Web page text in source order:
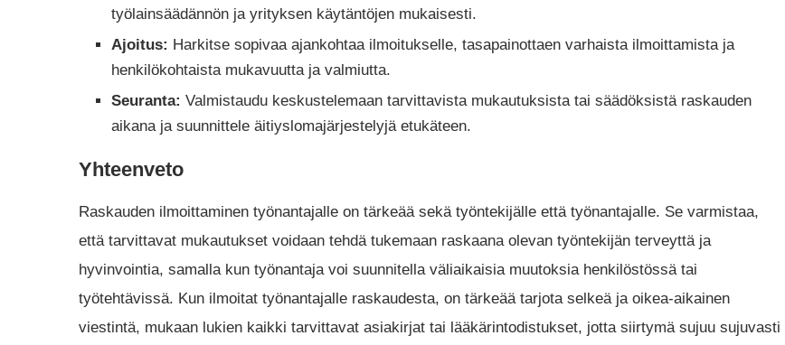
työlainsäädännön ja yrityksen käytäntöjen mukaisesti.
Ajoitus: Harkitse sopivaa ajankohtaa ilmoitukselle, tasapainottaen varhaista ilmoittamista ja
henkilökohtaista mukavuutta ja valmiutta.
Seuranta: Valmistaudu keskustelemaan tarvittavista mukautuksista tai säädöksistä raskauden
aikana ja suunnittele äitiyslomajärjestelyjä etukäteen.
Yhteenveto
Raskauden ilmoittaminen työnantajalle on tärkeää sekä työntekijälle että työnantajalle. Se varmistaa,
että tarvittavat mukautukset voidaan tehdä tukemaan raskaana olevan työntekijän terveyttä ja
hyvinvointia, samalla kun työnantaja voi suunnitella väliaikaisia muutoksia henkilöstössä tai
työtehtävissä. Kun ilmoitat työnantajalle raskaudesta, on tärkeää tarjota selkeä ja oikea-aikainen
viestintä, mukaan lukien kaikki tarvittavat asiakirjat tai lääkärintodistukset, jotta siirtymä sujuu sujuvasti